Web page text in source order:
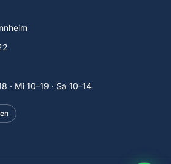
· Mi 10–19 · Sa 10–14